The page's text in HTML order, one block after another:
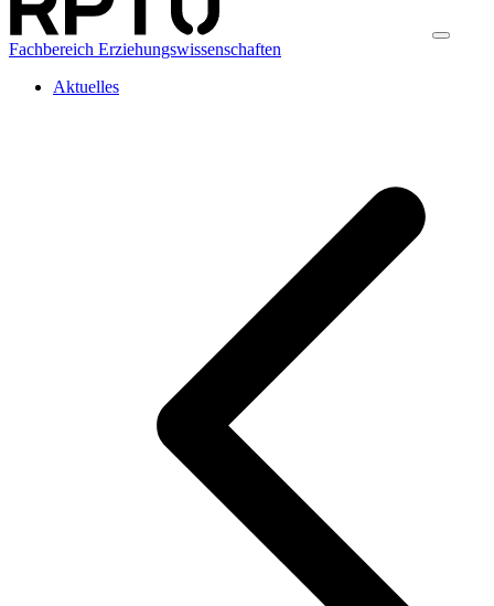
Fachbereich Erziehungswissenschaften
Aktuelles